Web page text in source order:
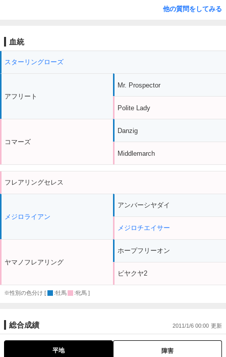
他の質問をしてみる
血統
スターリングローズ
アフリート
コマーズ
Mr. Prospector
Polite Lady
Danzig
Middlemarch
フレアリングセレス
メジロライアン
ヤマノフレアリング
アンバーシヤダイ
メジロチエイサー
ホープフリーオン
ビヤクヤ2
※性別の色分け [ :牡馬 :牝馬 ]
総合成績 2011/1/6 00:00
平地 障害